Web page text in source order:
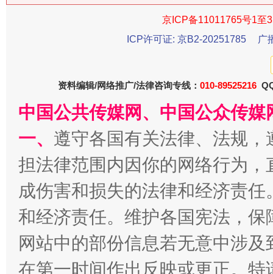
魏明亮
京ICP备11011765号1至
ICP许可证: 京B2-20251785
广
资料编辑/网络推广/法律咨询专线： 010-89525216
中国公共传媒网、中国公众传
一、 遵守各国有关法律、法规
担法律范围内因你的网络行为
成伤害和损失的法律和经济责
和经济责任。维护各国宪法，
网站中的部份信息若无意中涉
在第一时间作出反映或更正。